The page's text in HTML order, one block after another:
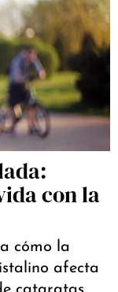
con la
cómo la
afecta